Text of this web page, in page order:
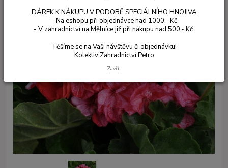
DÁREK K NÁKUPU V PODOBĚ SPECIÁLNÍHO HNOJIVA
- Na eshopu při objednávce nad 1000,- Kč
- V zahradnictví na Mělníce již při nákupu nad 500,- Kč.
Těšíme se na Vaši návštěvu či objednávku!
Kolektiv Zahradnictví Petro
Zavřít